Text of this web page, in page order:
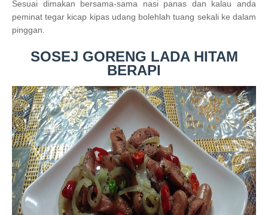
Sesuai dimakan bersama-sama nasi panas dan kalau anda
peminat tegar kicap kipas udang bolehlah tuang sekali ke dalam
pinggan.
SOSEJ GORENG LADA HITAM
BERAPI